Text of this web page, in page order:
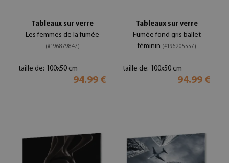
Tableaux sur verre
Les femmes de la fumée
(#196879847)
taille de: 100x50 cm
94.99 €
Tableaux sur verre
Fumée fond gris ballet
féminin (#196205557)
taille de: 100x50 cm
94.99 €